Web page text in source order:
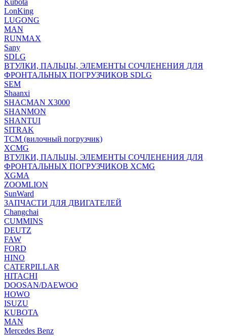
Kubota
LonKing
LUGONG
MAN
RUNMAX
Sany
SDLG
ВТУЛКИ, ПАЛЬЦЫ, ЭЛЕМЕНТЫ СОЧЛЕНЕНИЯ ДЛЯ
ФРОНТАЛЬНЫХ ПОГРУЗЧИКОВ SDLG
SEM
Shaanxi
SHACMAN X3000
SHANMON
SHANTUI
SITRAK
TCM (вилочный погрузчик)
XCMG
ВТУЛКИ, ПАЛЬЦЫ, ЭЛЕМЕНТЫ СОЧЛЕНЕНИЯ ДЛЯ
ФРОНТАЛЬНЫХ ПОГРУЗЧИКОВ XCMG
XGMA
ZOOMLION
SunWard
ЗАПЧАСТИ ДЛЯ ДВИГАТЕЛЕЙ
Changchai
CUMMINS
DEUTZ
FAW
FORD
HINO
CATERPILLAR
HITACHI
DOOSAN/DAEWOO
HOWO
ISUZU
KUBOTA
MAN
Mercedes Benz